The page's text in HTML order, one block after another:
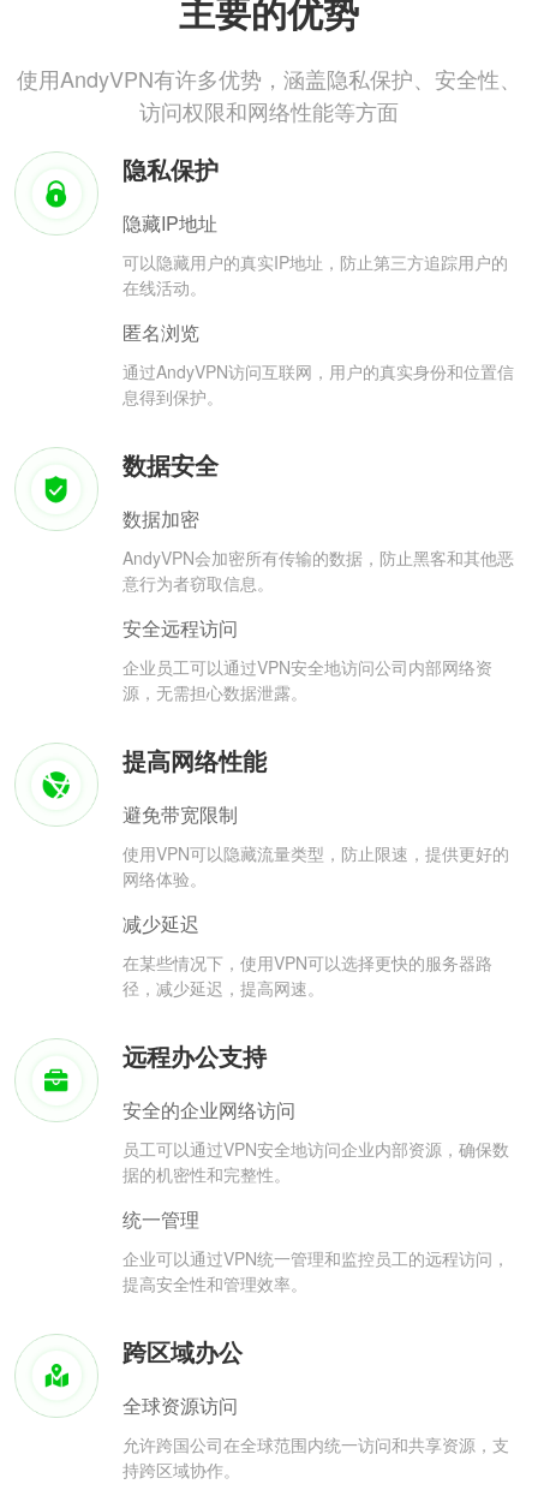
主要的优势
使用AndyVPN有许多优势，涵盖隐私保护、安全性、
访问权限和网络性能等方面
隐私保护
隐藏IP地址
可以隐藏用户的真实IP地址，防止第三方追踪用户的
在线活动。
匿名浏览
通过AndyVPN访问互联网，用户的真实身份和位置信
息得到保护。
数据安全
数据加密
AndyVPN会加密所有传输的数据，防止黑客和其他恶
意行为者窃取信息。
安全远程访问
企业员工可以通过VPN安全地访问公司内部网络资
源，无需担心数据泄露。
提高网络性能
避免带宽限制
使用VPN可以隐藏流量类型，防止限速，提供更好的
网络体验。
减少延迟
在某些情况下，使用VPN可以选择更快的服务器路
径，减少延迟，提高网速。
远程办公支持
安全的企业网络访问
员工可以通过VPN安全地访问企业内部资源，确保数
据的机密性和完整性。
统一管理
企业可以通过VPN统一管理和监控员工的远程访问，
提高安全性和管理效率。
跨区域办公
全球资源访问
允许跨国公司在全球范围内统一访问和共享资源，支
持跨区域协作。